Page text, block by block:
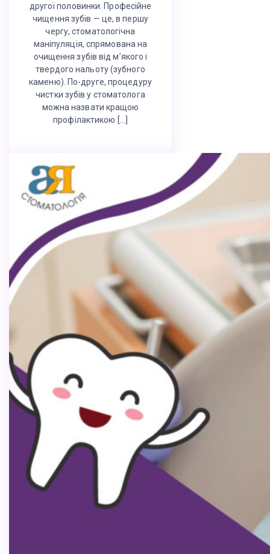
другої половинки. Професійне
чищення зубів — це, в першу
чергу, стоматологічна
маніпуляція, спрямована на
очищення зубів від м’якого і
твердого нальоту (зубного
каменю). По-друге, процедуру
чистки зубів у стоматолога
можна назвати кращою
профілактикою […]